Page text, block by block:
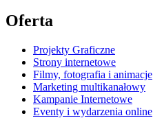
Oferta
Projekty Graficzne
Strony internetowe
Filmy, fotografia i animacje
Marketing multikanałowy
Kampanie Internetowe
Eventy i wydarzenia online